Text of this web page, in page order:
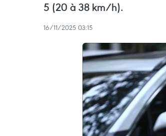
5 (20 à 38 km/h).
16/11/2025 03:15